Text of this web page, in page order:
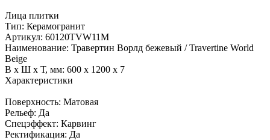
Лица плитки
Тип: Керамогранит
Артикул: 60120TVW11M
Наименование: Травертин Ворлд бежевый / Travertine World
Beige
В x Ш x Т, мм: 600 x 1200 x 7
Характеристики
Поверхность: Матовая
Рельеф: Да
Спецэффект: Карвинг
Ректификация: Да